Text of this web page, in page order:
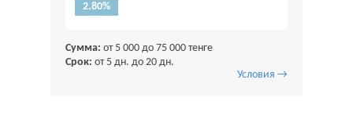
2.80%
Сумма: от 5 000 до 75 000 тенге
Срок: от 5 дн. до 20 дн.
Условия →